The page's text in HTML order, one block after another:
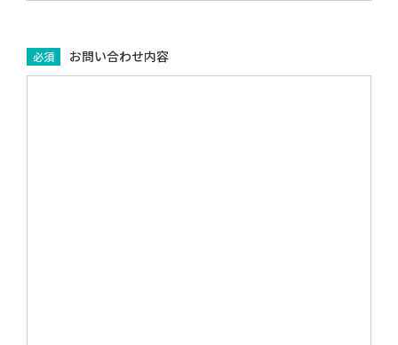
必須 お問い合わせ内容